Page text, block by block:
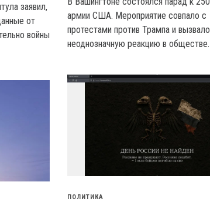
заявил,
от
войны
армии США. Мероприятие совпало с
протестами против Трампа и вызвало
неоднозначную реакцию в обществе.
ПОЛИТИКА